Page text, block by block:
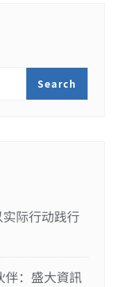
际行动践行
伴：盛大資訊